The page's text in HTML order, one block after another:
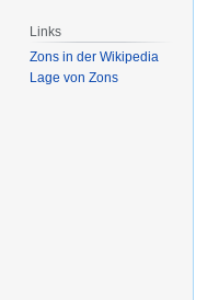
Links
Zons in der Wikipedia
Lage von Zons